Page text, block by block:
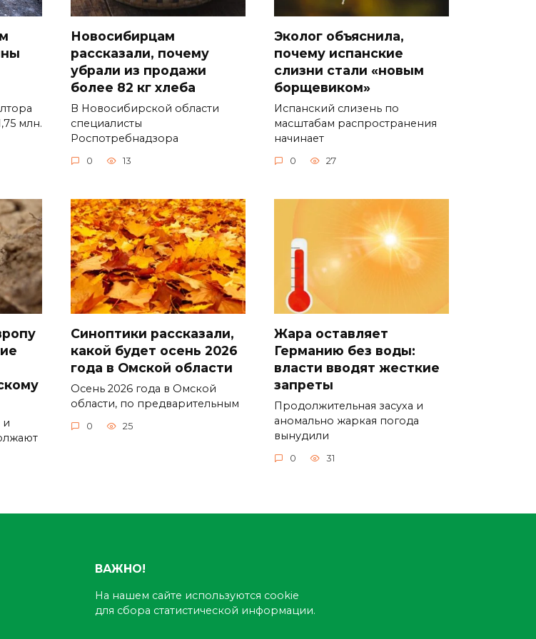
млн.
Новосибирцам
рассказали, почему
убрали из продажи
более 82 кг хлеба
В Новосибирской области
специалисты
Роспотребнадзора
0 13
Эколог объяснила,
почему испанские
слизни стали «новым
борщевиком»
Испанский слизень по
масштабам распространения
начинает
0 27
и
Синоптики рассказали,
какой будет осень 2026
года в Омской области
Осень 2026 года в Омской
области, по предварительным
0 25
Жара оставляет
Германию без воды:
власти вводят жесткие
запреты
Продолжительная засуха и
аномально жаркая погода
вынудили
0 31
ВАЖНО!
На нашем сайте используются cookie
для сбора статистической информации.